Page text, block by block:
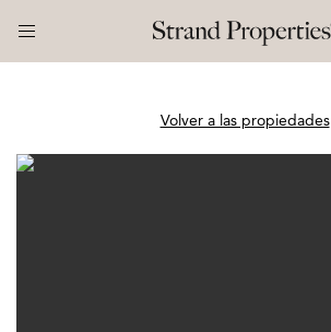
Volver a las propiedades